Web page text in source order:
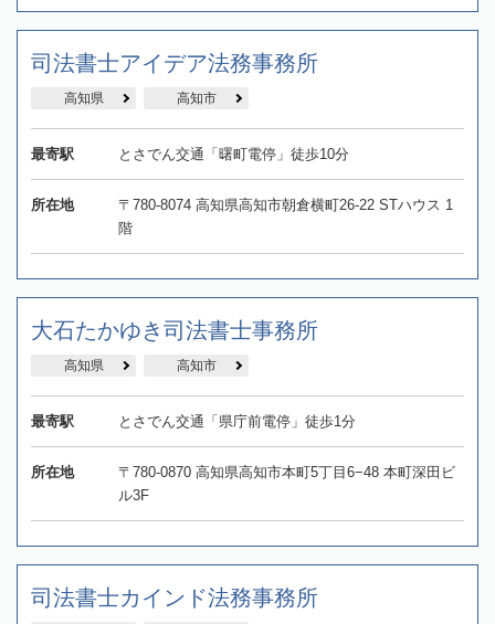
司法書士アイデア法務事務所
高知県 高知市
最寄駅 とさでん交通「曙町電停」徒歩10分
所在地
〒780-8074 高知県高知市朝倉横町26-22 STハウス 1
階
大石たかゆき司法書士事務所
高知県 高知市
最寄駅 とさでん交通「県庁前電停」徒歩1分
所在地
〒780-0870 高知県高知市本町5丁目6−48 本町深田ビ
ル3F
司法書士カインド法務事務所